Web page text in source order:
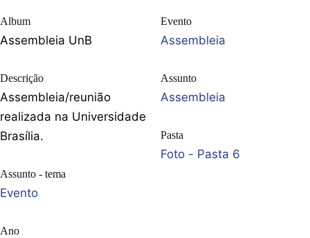
Album
Assembleia UnB
Descrição
Assembleia/reunião
realizada na Universidade
Brasília.
Assunto - tema
Evento
Ano
Evento
Assembleia
Assunto
Assembleia
Pasta
Foto - Pasta 6